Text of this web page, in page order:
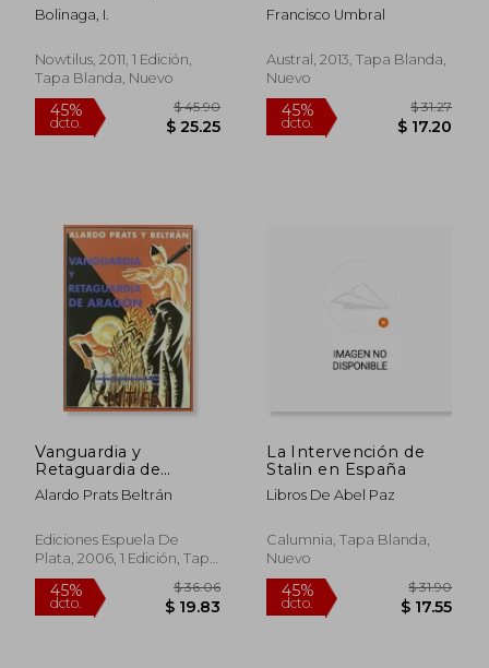
Bolinaga, I.
Nowtilus, 2011, 1 Edición,
Tapa Blanda, Nuevo
45%
Francisco Umbral
Austral, 2013, Tapa Blanda,
Nuevo
45%
Vanguardia y
Retaguardia de
Aragón. La Guerra y la
Revolución en las
Aragonesas.
Introducción de
Torre.
Alardo Prats Beltrán
Ediciones Espuela De
Plata, 2006, 1 Edición, Tapa
Blanda,Usado
La Intervención de
Stalin en España
Libros De Abel Paz
Calumnia, Tapa Blanda,
Nuevo